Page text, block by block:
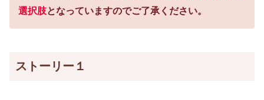
選択肢となっていますのでご了承ください。
ストーリー１